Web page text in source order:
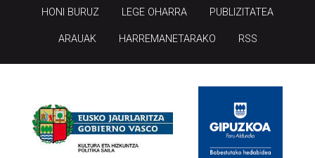
HONI BURUZ LEGE OHARRA PUBLIZITATEA
ARAUAK HARREMANETARAKO RSS